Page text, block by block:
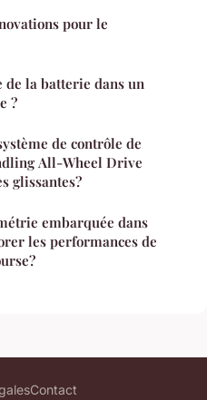
pour le
la batterie dans un
?
de contrôle de
All-Wheel Drive
glissantes?
embarquée dans
les performances de
Contact